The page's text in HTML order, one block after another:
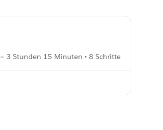
~ 3 Stunden 15 Minuten • 8 Schritte